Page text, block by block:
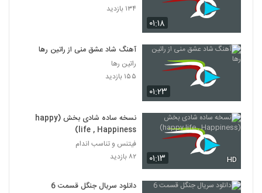
۰۱:۱۸
۱۳۴ بازدید
۰۱:۲۳
آهنگ شاد عشق منی از راتین رها
راتین رها
۱۵۵ بازدید
۰۱:۱۳ HD
نسخه ساده شادی بخش (happy
life , Happiness)
فیتنس و تناسب اندام
۸۲ بازدید
دانلود سریال جنگل قسمت 6